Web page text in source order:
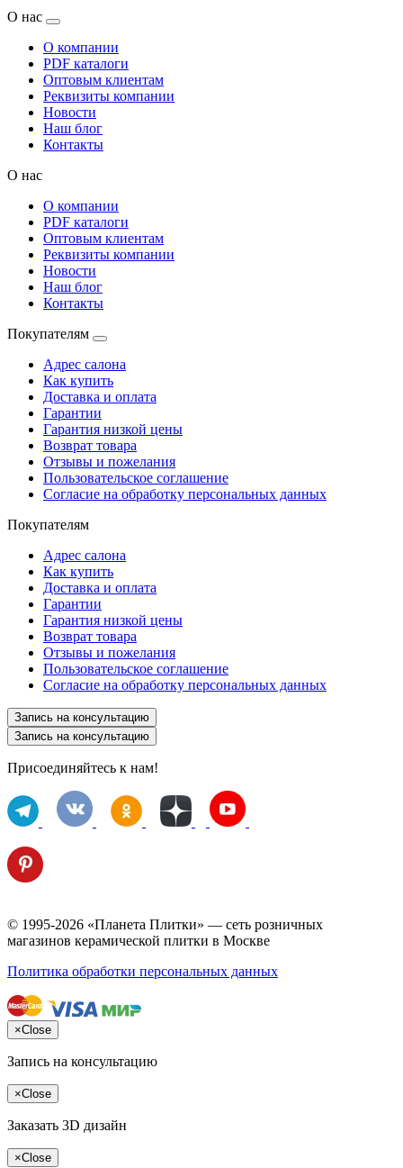
О нас
О компании
PDF каталоги
Оптовым клиентам
Реквизиты компании
Новости
Наш блог
Контакты
О нас
О компании
PDF каталоги
Оптовым клиентам
Реквизиты компании
Новости
Наш блог
Контакты
Покупателям
Адрес салона
Как купить
Доставка и оплата
Гарантии
Гарантия низкой цены
Возврат товара
Отзывы и пожелания
Пользовательское соглашение
Согласие на обработку персональных данных
Покупателям
Адрес салона
Как купить
Доставка и оплата
Гарантии
Гарантия низкой цены
Возврат товара
Отзывы и пожелания
Пользовательское соглашение
Согласие на обработку персональных данных
Запись на консультацию
Запись на консультацию
Присоединяйтесь к нам!
© 1995-2026 «Планета Плитки» — сеть розничных
магазинов керамической плитки в Москве
Политика обработки персональных данных
×Close
Запись на консультацию
×Close
Заказать 3D дизайн
×Close